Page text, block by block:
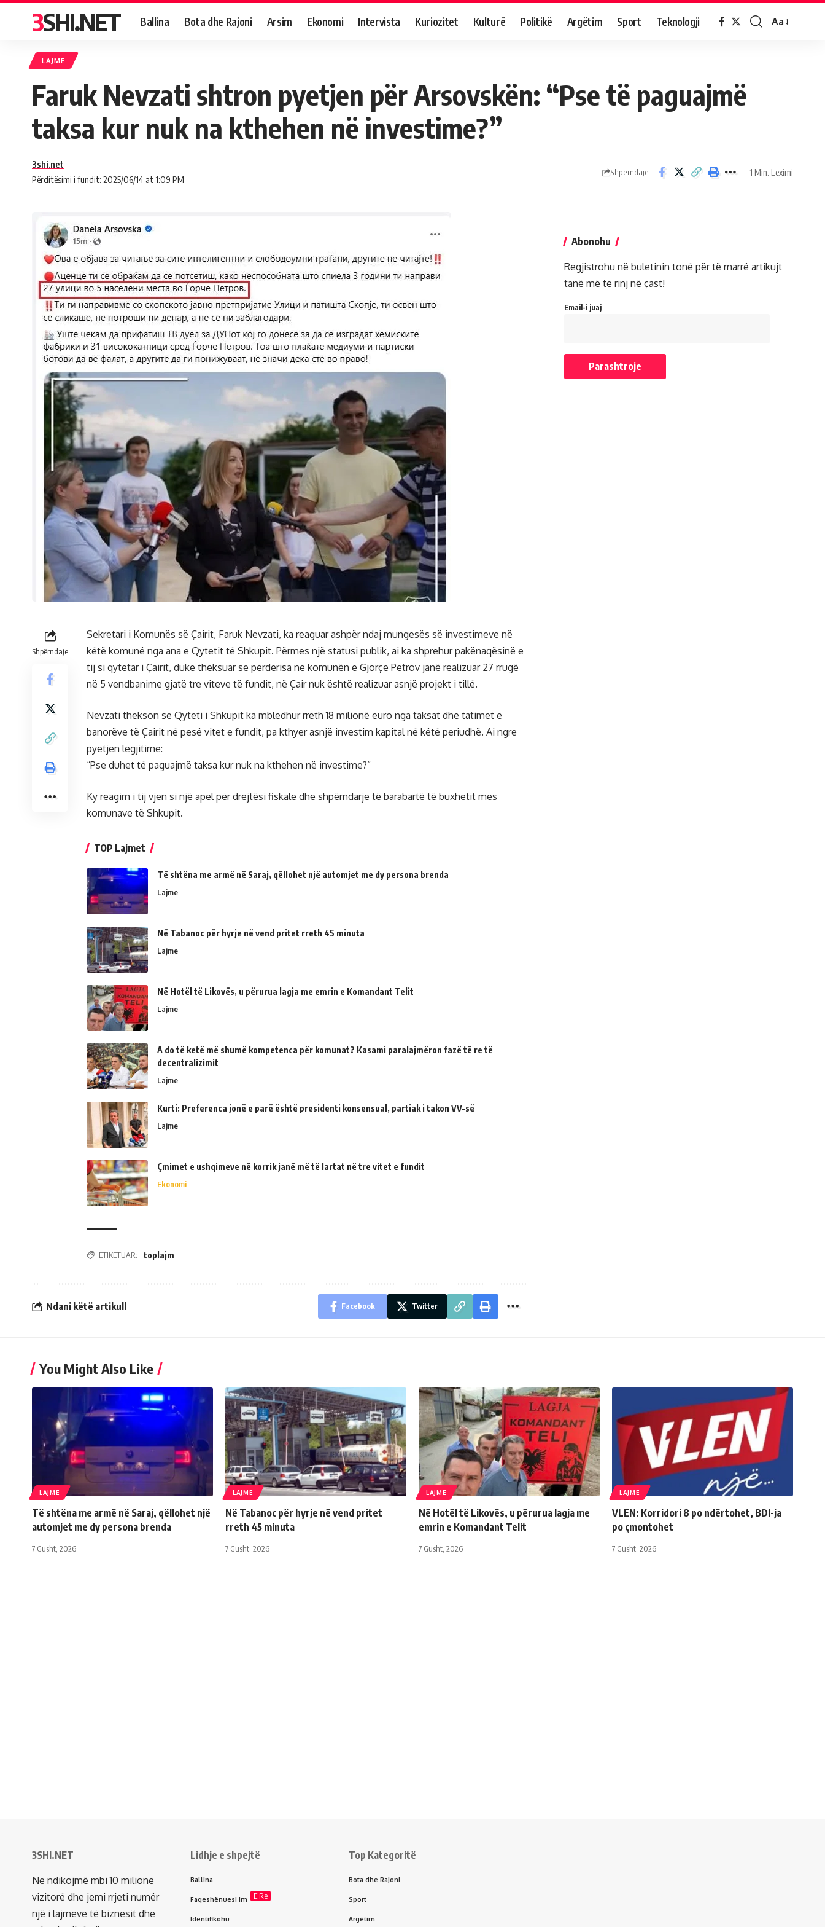
3SHI.NET Ballina Bota dhe Rajoni Arsim Ekonomi Intervista Kuriozitet Kulturë Politikë Argëtim Sport Teknologji Aa
LAJME
Faruk Nevzati shtron pyetjen për Arsovskën: “Pse të paguajmë
taksa kur nuk na kthehen në investime?”
Përditësimi i fundit: 2025/06/14 at 1:09 PM
3shi.net
Shpërndaje 1 Min. Leximi
Shpërndaje
Sekretari i Komunës së Çairit, Faruk Nevzati, ka reaguar ashpër ndaj mungesës së investimeve në
këtë komunë nga ana e Qytetit të Shkupit. Përmes një statusi publik, ai ka shprehur pakënaqësinë e
tij si qytetar i Çairit, duke theksuar se përderisa në komunën e Gjorçe Petrov janë realizuar 27 rrugë
në 5 vendbanime gjatë tre viteve të fundit, në Çair nuk është realizuar asnjë projekt i tillë.
Nevzati thekson se Qyteti i Shkupit ka mbledhur rreth 18 milionë euro nga taksat dhe tatimet e
banorëve të Çairit në pesë vitet e fundit, pa kthyer asnjë investim kapital në këtë periudhë. Ai ngre
pyetjen legjitime:
“Pse duhet të paguajmë taksa kur nuk na kthehen në investime?”
Ky reagim i tij vjen si një apel për drejtësi fiskale dhe shpërndarje të barabartë të buxhetit mes
komunave të Shkupit.
TOP Lajmet
Të shtëna me armë në Saraj, qëllohet një automjet me dy persona brenda
Lajme
Në Tabanoc për hyrje në vend pritet rreth 45 minuta
Lajme
Në Hotël të Likovës, u përurua lagja me emrin e Komandant Telit
Lajme
A do të ketë më shumë kompetenca për komunat? Kasami paralajmëron fazë të re të
decentralizimit
Lajme
Kurti: Preferenca jonë e parë është presidenti konsensual, partiak i takon VV-së
Lajme
Çmimet e ushqimeve në korrik janë më të lartat në tre vitet e fundit
Ekonomi
ETIKETUAR: toplajm
Ndani këtë artikull Facebook Twitter
Abonohu
Regjistrohu në buletinin tonë për të marrë artikujt
tanë më të rinj në çast!
Email-i juaj
You Might Also Like
LAJME
Të shtëna me armë në Saraj, qëllohet një
automjet me dy persona brenda
7 Gusht, 2026
LAJME
Në Tabanoc për hyrje në vend pritet
rreth 45 minuta
7 Gusht, 2026
LAJME
Në Hotël të Likovës, u përurua lagja me
emrin e Komandant Telit
7 Gusht, 2026
LAJME
VLEN: Korridori 8 po ndërtohet, BDI-ja
po çmontohet
7 Gusht, 2026
3SHI.NET
Ne ndikojmë mbi 10 milionë
vizitorë dhe jemi rrjeti numër
një i lajmeve të biznesit dhe
Lidhje e shpejtë
Ballina
Faqeshënuesi im E Re
Identifikohu
Top Kategoritë
Bota dhe Rajoni
Sport
Argëtim